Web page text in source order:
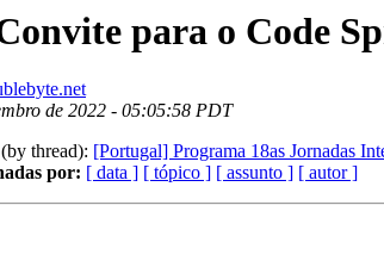
para o Code
de 2022 - 05:05:58 PDT
thread): [Portugal] Programa 18as Jornadas
por: [ data ] [ tópico ] [ assunto ] [ autor ]